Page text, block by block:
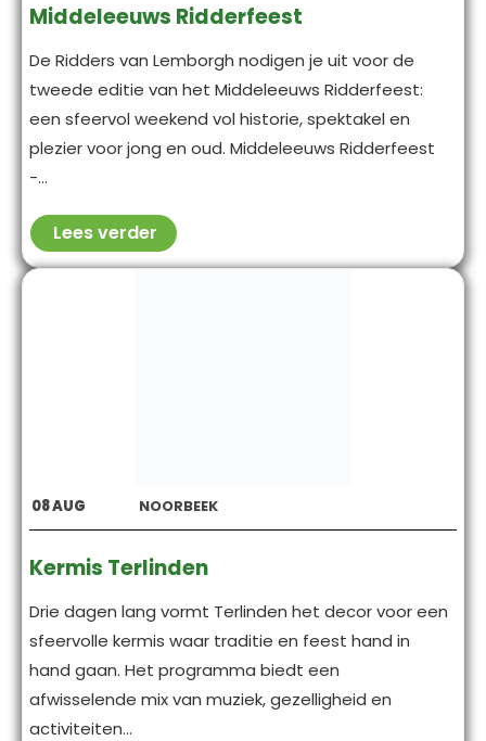
Middeleeuws Ridderfeest
De Ridders van Lemborgh nodigen je uit voor de
tweede editie van het Middeleeuws Ridderfeest:
een sfeervol weekend vol historie, spektakel en
plezier voor jong en oud. Middeleeuws Ridderfeest
-...
Lees verder
08AUG NOORBEEK
Kermis Terlinden
Drie dagen lang vormt Terlinden het decor voor een
sfeervolle kermis waar traditie en feest hand in
hand gaan. Het programma biedt een
afwisselende mix van muziek, gezelligheid en
activiteiten...